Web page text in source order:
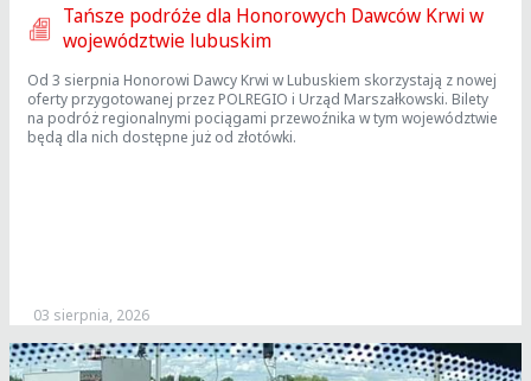
Tańsze podróże dla Honorowych Dawców Krwi w
województwie lubuskim
Od 3 sierpnia Honorowi Dawcy Krwi w Lubuskiem skorzystają z nowej
oferty przygotowanej przez POLREGIO i Urząd Marszałkowski. Bilety
na podróż regionalnymi pociągami przewoźnika w tym województwie
będą dla nich dostępne już od złotówki.
03 sierpnia, 2026